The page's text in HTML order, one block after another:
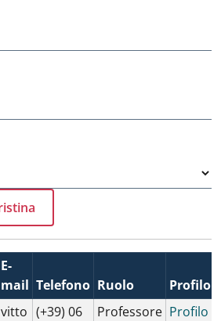
E-
mail Telefono Ruolo
Profilo
vitto (+39) 06
Professore Profilo